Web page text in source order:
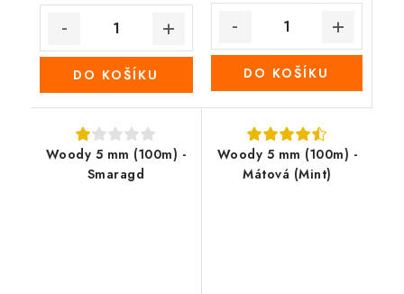
DO KOŠÍKU DO KOŠÍKU
Woody 5 mm (100m) -
Smaragd
Woody 5 mm (100m) -
Mátová (Mint)